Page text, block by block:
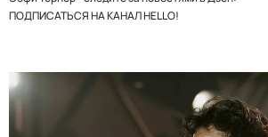
ПОДПИСАТЬСЯ НА КАНАЛ HELLO!